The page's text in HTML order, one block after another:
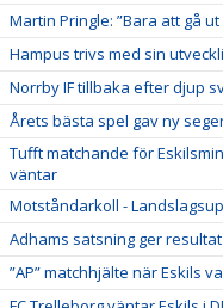
Martin Pringle: ”Bara att gå
Hampus trivs med sin
Norrby IF tillbaka efter djup
Årets bästa spel gav ny
Tufft matchande för
väntar
Motståndarkoll -
Adhams satsning ger resultat
”AP” matchhjälte när Eskils